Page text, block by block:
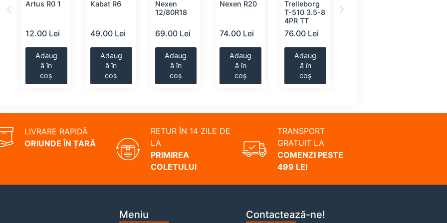
Artus R0 1
12.00 Lei
Adaug
ă în
coș
Kabat R6
49.00 Lei
Adaug
ă în
coș
Nexen
12/80R18
69.00 Lei
Adaug
ă în
coș
Nexen R20
74.00 Lei
Adaug
ă în
coș
Trelleborg
T-510 3.5-8
4PR TT
76.00 Lei
Adaug
ă în
coș
LIVRARE RAPIDĂ
ORIUNDE ÎN ȚARĂ
RETUR ÎN 14 ZILE DE
LA
PRIMIREA
COLETULUI
TRANSPORT
GRATUIT LA
COMENZI PESTE
499 LEI
Meniu Contactează-ne!